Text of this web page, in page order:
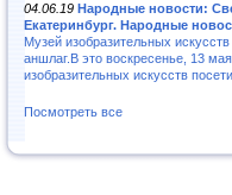
04.06.19 Народные новости:
Екатеринбург. Народные
Музей изобразительных
аншлаг.В это воскресенье, 13
изобразительных искусств
Посмотреть все